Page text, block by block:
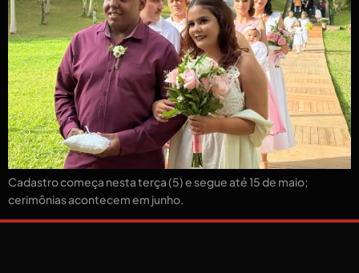
Cadastro começa nesta terça (5) e segue até 15 de maio;
cerimônias acontecem em junho.